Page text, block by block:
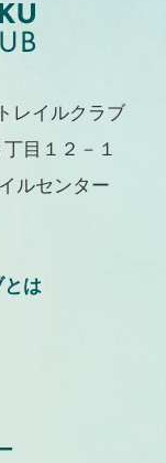
レイルクラブ
丁目１２－１
ルセンター
は